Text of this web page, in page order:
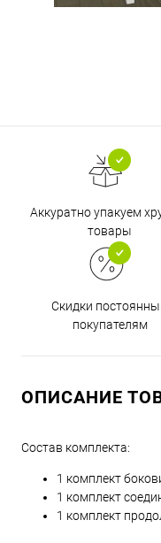
Аккуратно упакуем
товары
Скидки
покупателям
ОПИСАНИЕ
Состав комплекта:
1 комплект
1 комплект
1 комплект